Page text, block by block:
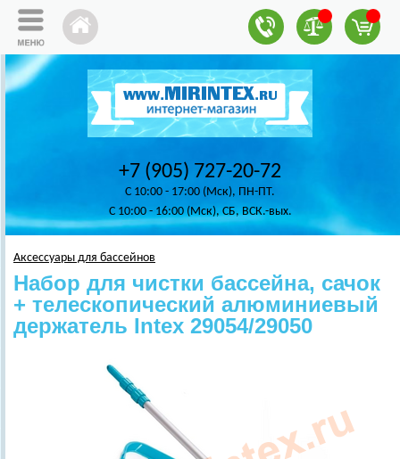
+7 (905) 727-20-72
C 10:00 - 17:00 (Мск), ПН-ПТ.
C 10:00 - 16:00 (Мск), СБ, ВСК.-вых.
Аксессуары для бассейнов
Набор для чистки бассейна, сачок
+ телескопический алюминиевый
держатель Intex 29054/29050